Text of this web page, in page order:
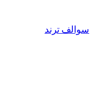
المحتوى
سوالف ترند